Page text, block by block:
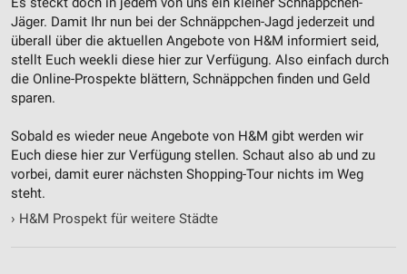
Jäger. Damit Ihr nun bei der Schnäppchen-Jagd jederzeit und
überall über die aktuellen Angebote von H&M informiert seid,
stellt Euch weekli diese hier zur Verfügung. Also einfach durch
die Online-Prospekte blättern, Schnäppchen finden und Geld
sparen.
Sobald es wieder neue Angebote von H&M gibt werden wir
Euch diese hier zur Verfügung stellen. Schaut also ab und zu
vorbei, damit eurer nächsten Shopping-Tour nichts im Weg
steht.
› H&M Prospekt für weitere Städte